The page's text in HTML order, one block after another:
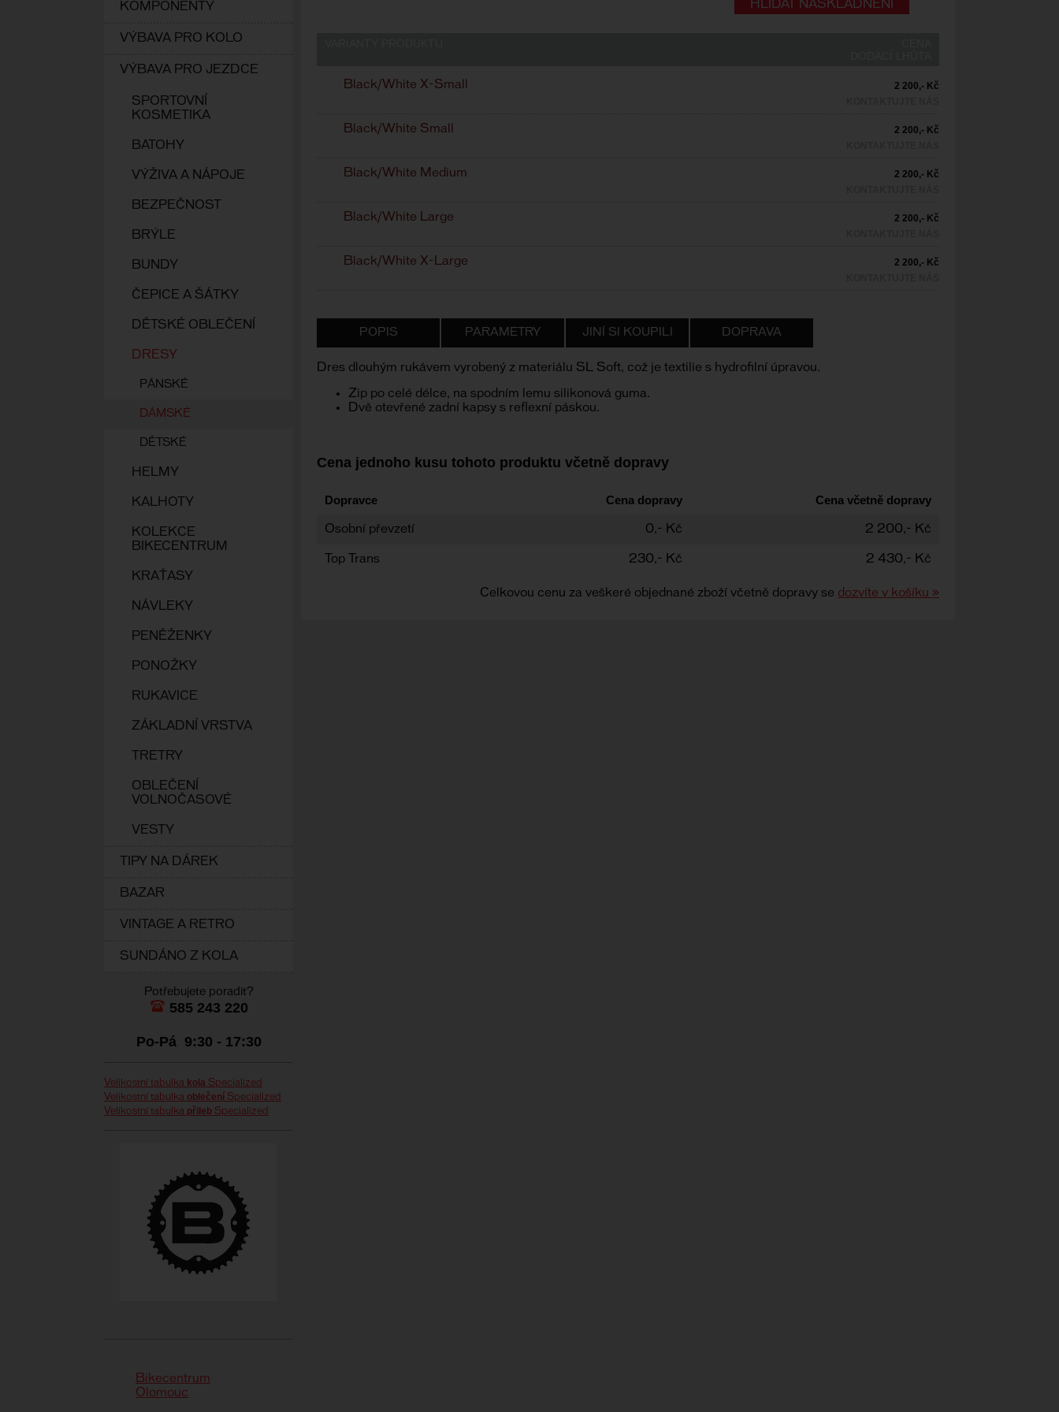
KOMPONENTY
VÝBAVA PRO KOLO
VÝBAVA PRO JEZDCE
SPORTOVNÍ
KOSMETIKA
BATOHY
VÝŽIVA A NÁPOJE
BEZPEČNOST
BRÝLE
BUNDY
ČEPICE A ŠÁTKY
DĚTSKÉ OBLEČENÍ
DRESY
PÁNSKÉ
DÁMSKÉ
DĚTSKÉ
HELMY
KALHOTY
KOLEKCE
BIKECENTRUM
KRAŤASY
NÁVLEKY
PENĚŽENKY
PONOŽKY
RUKAVICE
ZÁKLADNÍ VRSTVA
TRETRY
OBLEČENÍ
VOLNOČASOVÉ
VESTY
TIPY NA DÁREK
BAZAR
VINTAGE A RETRO
SUNDÁNO Z KOLA
Potřebujete poradit?
585 243 220
Po-Pá 9:30 - 17:30
Velikostní tabulka kola Specialized
Velikostní tabulka oblečení Specialized
Velikostní tabulka přileb Specialized
Bikecentrum
Olomouc
HLÍDAT NASKLADNĚNÍ
Black/White X-Small
2 200,- Kč
Black/White Small
2 200,- Kč
Black/White Medium
2 200,- Kč
Black/White Large
2 200,- Kč
Black/White X-Large
2 200,- Kč
POPIS PARAMETRY JINÍ SI KOUPILI DOPRAVA
Dres dlouhým rukávem vyrobený z materiálu SL Soft, což je textilie s hydrofilní úpravou.
Zip po celé délce, na spodním lemu silikonová guma.
Dvě otevřené zadní kapsy s reflexní páskou.
Cena jednoho kusu tohoto produktu včetně dopravy
Dopravce Cena dopravy Cena včetně dopravy
Osobní převzetí 0,- Kč 2 200,- Kč
Top Trans 230,- Kč 2 430,- Kč
Celkovou cenu za veškeré objednané zboží včetně dopravy se dozvíte v košíku »